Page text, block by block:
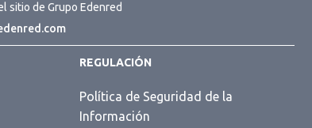
sitio de Grupo Edenred
REGULACIÓN
Política de Seguridad de la
Información